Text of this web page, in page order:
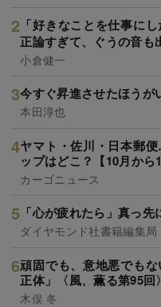
「好きなことを仕事に
正論すぎて、ぐうの音も
小倉健一
今すぐ昇進させたほうが
本田淳也
ヤマト・佐川・日本郵
ップはどこ？【10月から
カーゴニュース
「心が疲れたら」真っ
ダイヤモンド社書籍編集局
頑固でも、意地悪でも
正体」〈風、薫る第95回〉
木俣 冬